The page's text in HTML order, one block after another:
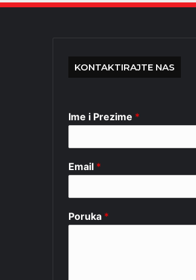
KONTAKTIRAJTE NAS
Ime i Prezime *
Email *
Poruka *